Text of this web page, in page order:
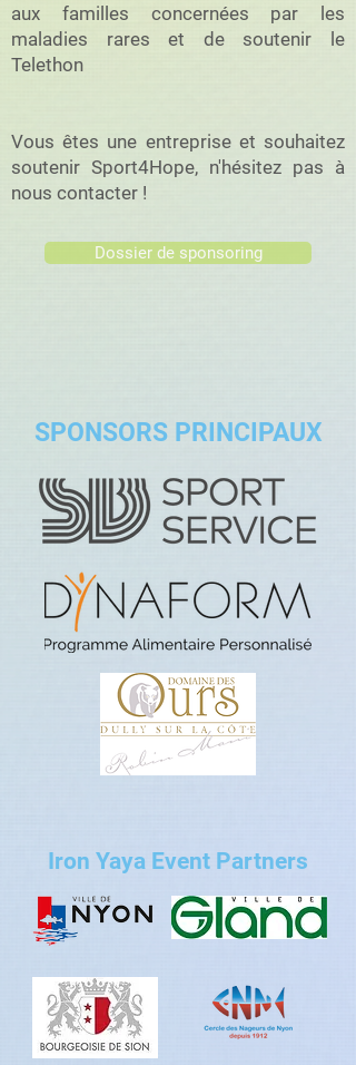
aux familles concernées par les
maladies rares et de soutenir le
Telethon
Vous êtes une entreprise et souhaitez
soutenir Sport4Hope, n'hésitez pas à
nous contacter !
Dossier de sponsoring
SPONSORS PRINCIPAUX
Iron Yaya Event Partners